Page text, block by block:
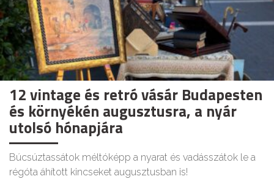
12 vintage és retró vásár Budapesten
és környékén augusztusra, a nyár
utolsó hónapjára
Búcsúztassátok méltóképp a nyarat és vadásszátok le a
régóta áhított kincseket augusztusban is!